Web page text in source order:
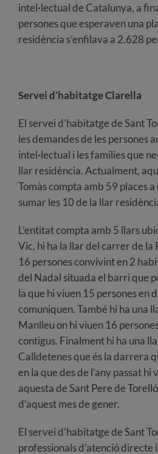
intel·lectual de Catalunya, a
persones que esperaven una
residència s’enfilava a 2.628
Servei d’habitatge Clarella
El servei d’habitatge de Sant
les demandes de les persones
intel·lectual i les famílies que
llar residència. Actualment,
Tomàs compta amb 59 places a
sumar les 10 de la llar
L’entitat compta amb 5 llars
Vic, hi ha la llar del carrer de la
16 persones convivint en 2
del Nadal situada el barri que
la que hi viuen 15 persones en
comuniquen. També hi ha una
Manlleu on hi viuen 16
contigus. Finalment hi ha una
Calldetenes que és la darrera
en la que des de l’any passat hi
aquesta de Sant Pere de
d’aquest mes de gener.
El servei d’habitatge de Sant
professionals d’atenció